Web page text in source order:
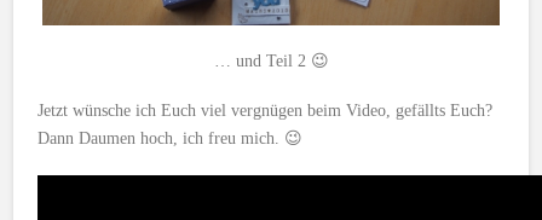
… und Teil 2 😉
Jetzt wünsche ich Euch viel vergnügen beim Video, gefällts Euch?
Dann Daumen hoch, ich freu mich. 😉